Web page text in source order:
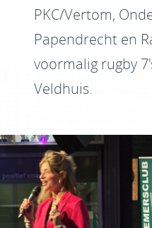
PKC/Vertom,
Papendrecht en
voormalig rugby
Veldhuis.